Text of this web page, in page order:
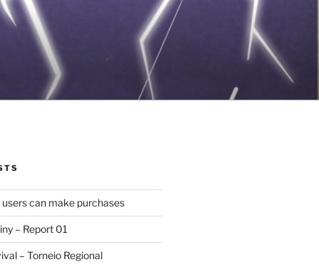
can make purchases
– Report 01
– Torneio Regional